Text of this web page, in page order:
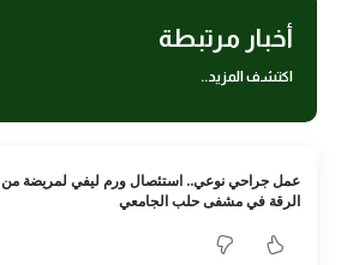
أخبار مرتبطة
اكتشف المزيد..
عمل جراحي نوعي.. استئصال ورم ليفي لمريضة من
الرقة في مشفى حلب الجامعي